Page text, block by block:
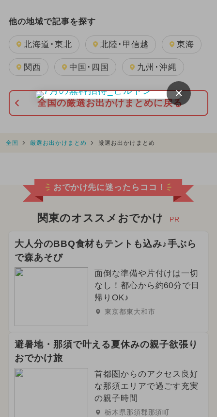
他の地域で記事を探す
北海道･東北 北陸･甲信越 東海
関西 中国･四国 九州･沖縄
全国の厳選お出かけまとめに戻る
全国 厳選お出かけまとめ 厳選お出かけまとめ
おでかけ先に迷ったらココ！
関東のオススメおでかけ PR
大人分のBBQ食材もテントも込み♪手ぶら
で森あそび
面倒な準備や片付けは一切
なし！都心から約60分で日
帰りOK♪
東京都東大和市
避暑地・那須で叶える夏休みの親子欲張り
おでかけ旅
首都圏からのアクセス良好
な那須エリアで過ごす充実
の親子時間
栃木県那須郡那須町
×